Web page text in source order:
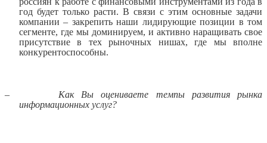
год будет только расти. В связи с этим основные задачи
компании – закрепить наши лидирующие позиции в том
сегменте, где мы доминируем, и активно наращивать свое
присутствие в тех рыночных нишах, где мы вполне
конкурентоспособны.
–
Как Вы оцениваете темпы развития рынка
информационных услуг?